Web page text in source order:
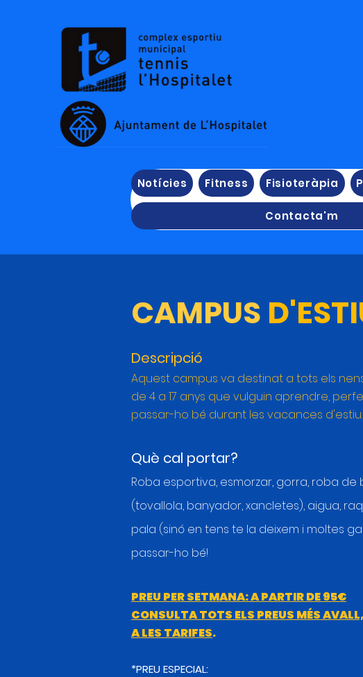
Notícies Fitness Fisioteràpia
Contacta'm
CAMPUS
Descripció
Aquest campus va destinat a tots els
de 4 a 17 anys que vulguin aprendre,
passar-ho bé durant les vacances d'estiu.
Què cal portar?
Roba esportiva, esmorzar, gorra, roba de
(tovallola, banyador, xancletes), aigua,
pala (sinó en tens te la deixem i moltes
passar-ho bé!
PREU PER SETMANA: A PARTIR DE 95€​
CONSULTA TOTS ELS PREUS MÉS AVALL,
A LES TARIFES.
*PREU ESPECIAL: